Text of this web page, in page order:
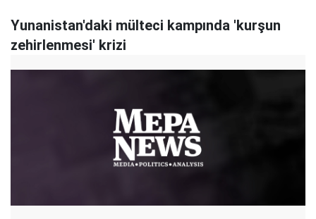
Yunanistan'daki mülteci kampında 'kurşun
zehirlenmesi' krizi